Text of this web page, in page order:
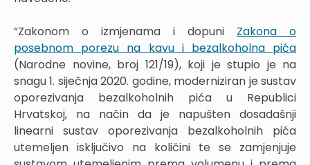
“Zakonom o izmjenama i dopuni Zakona o
posebnom porezu na kavu i bezalkoholna pića
(Narodne novine, broj 121/19), koji je stupio je na
snagu 1. siječnja 2020. godine, moderniziran je sustav
oporezivanja bezalkoholnih pića u Republici
Hrvatskoj, na način da je napušten dosadašnji
linearni sustav oporezivanja bezalkoholnih pića
utemeljen isključivo na količini te se zamjenjuje